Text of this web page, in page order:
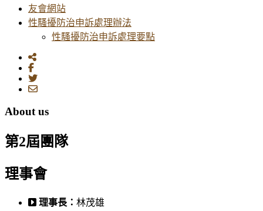
友會網站
性騷擾防治申訴處理辦法
性騷擾防治申訴處理要點
About us
第2屆團隊
理事會
理事長： 林茂雄